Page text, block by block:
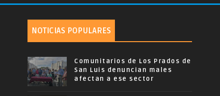
NOTICIAS POPULARES
Comunitarios de Los Prados de
San Luis denuncian males
afectan a ese sector